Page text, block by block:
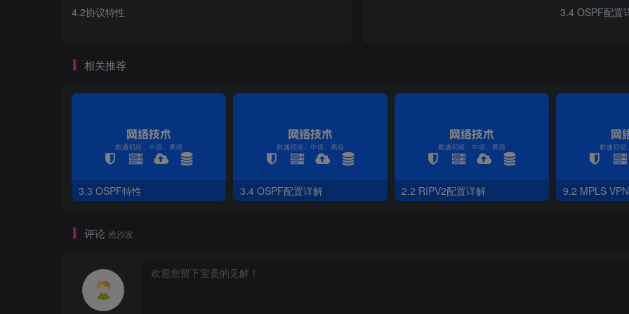
DIS与OSPF的DR类似，主要用于虚拟出一个伪节点（产生伪节点LSP），伪节点用于描述伪节点与LAN中所有设备的邻居关系，所
4.2协议特性
3.4 OSPF配置
相关推荐
3.3 OSPF特性 3.4 OSPF配置详解 2.2 RIPV2配置详解 9.2 MPLS VPN
评论 抢沙发